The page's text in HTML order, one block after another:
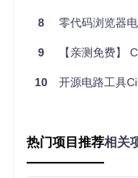
能？使用CircuitJS1
成本。
当电路出现异常振荡
行瞬态分析，观察幅
点，这一过程无需实
8 零代码浏览器
9 【亲测免费】
10 开源电路工具
热门项目推荐相关